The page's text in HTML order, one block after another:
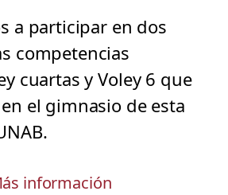
a participar en dos
competencias
cuartas y Voley 6 que
el gimnasio de esta
información